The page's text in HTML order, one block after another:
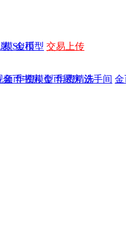
模 金币
频 年费模型 年费精选
SU模型 交易上传
金币书房 金币厨房 洗手间 金